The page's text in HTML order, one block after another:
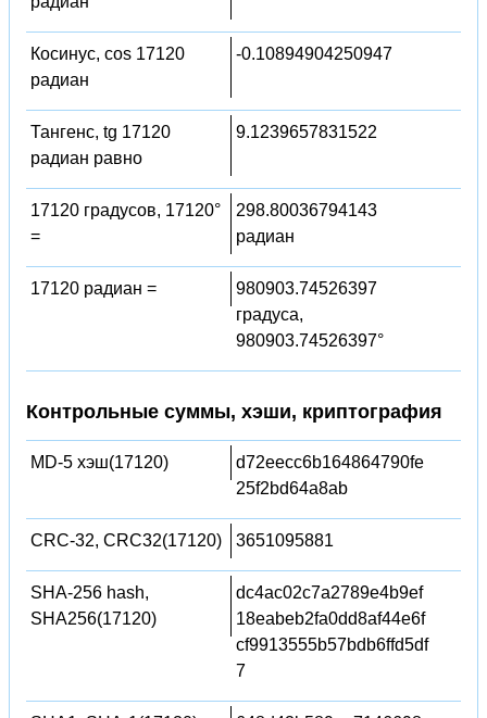
Косинус, cos 17120
радиан
-0.10894904250947
Тангенс, tg 17120
радиан равно
9.1239657831522
17120 градусов, 17120°
=
298.80036794143
радиан
17120 радиан =
980903.74526397
градуса,
980903.74526397°
Контрольные суммы, хэши, криптография
MD-5 хэш(17120)
d72eecc6b164864790fe
25f2bd64a8ab
CRC-32, CRC32(17120) 3651095881
SHA-256 hash,
SHA256(17120)
dc4ac02c7a2789e4b9ef
18eabeb2fa0dd8af44e6f
cf9913555b57bdb6ffd5df
7